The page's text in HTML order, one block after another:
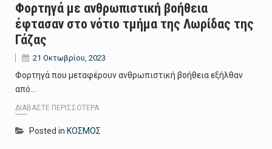
Φορτηγά με ανθρωπιστική βοήθεια
έφτασαν στο νότιο τμήμα της Λωρίδας της
Γάζας
21 Οκτωβρίου, 2023
Φορτηγά που μεταφέρουν ανθρωπιστική βοήθεια εξήλθαν
από…
ΔΙΑΒΆΣΤΕ ΠΕΡΙΣΣΌΤΕΡΑ
Posted in ΚΟΣΜΟΣ